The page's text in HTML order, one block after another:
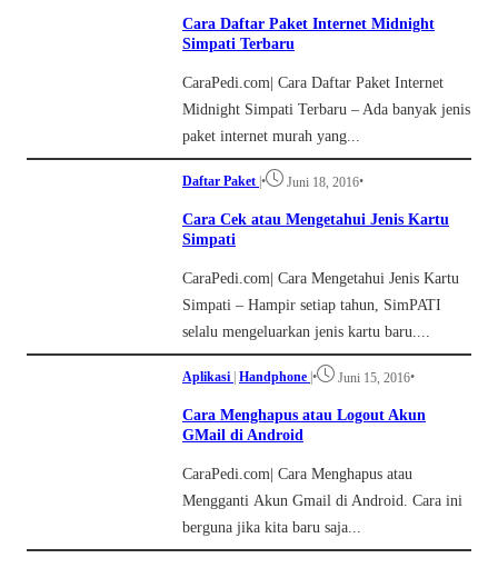
Cara Daftar Paket Internet Midnight
Simpati Terbaru
CaraPedi.com| Cara Daftar Paket Internet
Midnight Simpati Terbaru – Ada banyak jenis
paket internet murah yang...
Daftar Paket |• Juni 18, 2016•
Cara Cek atau Mengetahui Jenis Kartu
Simpati
CaraPedi.com| Cara Mengetahui Jenis Kartu
Simpati – Hampir setiap tahun, SimPATI
selalu mengeluarkan jenis kartu baru....
Aplikasi | Handphone |• Juni 15, 2016•
Cara Menghapus atau Logout Akun
GMail di Android
CaraPedi.com| Cara Menghapus atau
Mengganti Akun Gmail di Android. Cara ini
berguna jika kita baru saja...